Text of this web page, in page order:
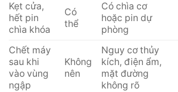
Kẹt cửa,
hết pin
chìa khóa
Có
thể
Có chìa cơ
hoặc pin dự
phòng
Chết máy
sau khi
vào vùng
ngập
Không
nên
Nguy cơ thủy
kích, điện ẩm,
mặt đường
không rõ